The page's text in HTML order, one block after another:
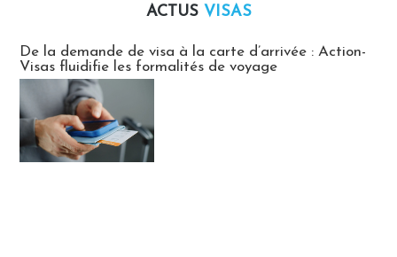
ACTUS VISAS
De la demande de visa à la carte d’arrivée : Action-
Visas fluidifie les formalités de voyage